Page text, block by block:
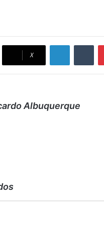
X
Albuquerque